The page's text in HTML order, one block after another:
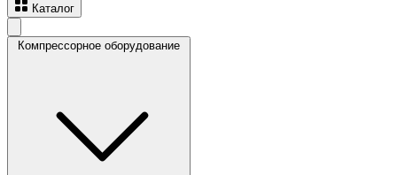
Каталог
Компрессорное оборудование